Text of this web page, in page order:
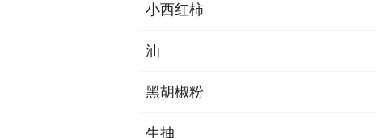
小西红柿
油
黑胡椒粉
生抽